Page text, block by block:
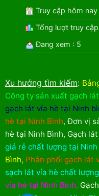
Truy cập hôm
Tổng lượt truy
Đang xem : 5
Xu hướng tìm kiếm:
Công ty sản xuất gạch
gạch lát vỉa hè tại Ninh
hè tại Ninh Bình,Đơn vị
hè tại Ninh Bình, Gạch
giá rẻ chất lượng tại Ninh
Bình, Phân phối gạch lát
sạch lát vỉa hè chất
vỉa hè tại Ninh Bình,